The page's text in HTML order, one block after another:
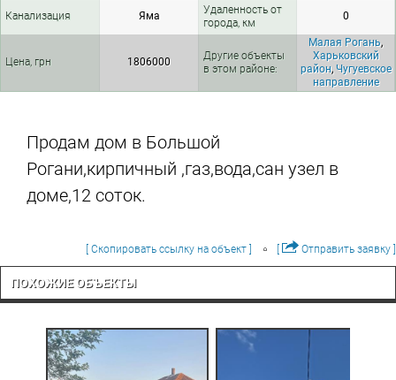
Канализация Яма
Удаленность от
города, км
0
Цена, грн 1806000
Другие объекты
в этом районе:
Малая Рогань,
Харьковский
район, Чугуевское
направление
Продам дом в Большой
Рогани,кирпичный ,газ,вода,сан узел в
доме,12 соток.
[ Скопировать ссылку на объект ] Отправить заявку ]
ПОХОЖИЕ ОБЪЕКТЫ